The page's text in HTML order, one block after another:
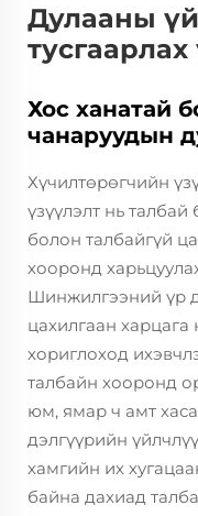
Дулааны
Хос ханатай
чанаруудын
Хүчилтөрөгчийн
үзүүлэлт нь
болон талбайгүй
хооронд
Шинжилгээний үр
цахилгаан харцага
хориглоход
талбайн хооронд
юм, ямар ч амт
дэлгүүрийн
хамгийн их
байна дахиад